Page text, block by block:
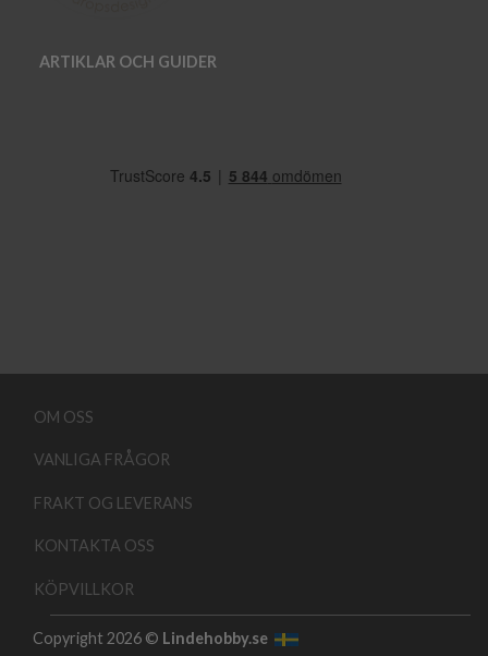
ARTIKLAR OCH GUIDER
OM OSS
VANLIGA FRÅGOR
FRAKT OG LEVERANS
KONTAKTA OSS
KÖPVILLKOR
Copyright 2026 © Lindehobby.se